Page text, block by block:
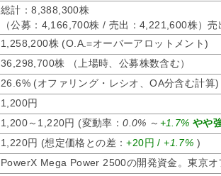
総計：8,388,300株
（公募：4,166,700株 / 売出：4,221,600株）
1,258,200株 (O.A.=オーバーアロットメント)
36,298,700株 （上場時、公募株数含む）
26.6% (オファリング・レシオ、OA分含む計算)
1,200円
1,200～1,220円 (変動率：0.0% ～ +1.7% やや
1,220円 (想定価格との差：+20円 /+1.7% )
PowerX Mega Power 2500の開発資金。東京